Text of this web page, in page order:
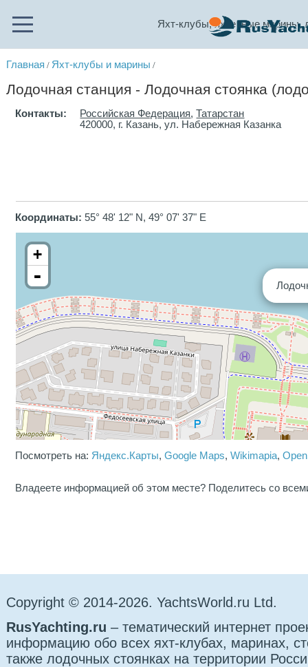
Яхт-клубы, яхтенные марины,
Главная / Яхт-клубы и марины /
Лодочная станция - Лодочная стоянка
Контакты: Российская Федерация,Татарстан
420000, г. Казань, ул. Набережная Казанка
Координаты: 55° 48' 12" N, 49° 07' 37" E
+
-
Посмотреть на: Яндекс.Карты,Google Maps,Wikimapia,
Владеете информацией об этом месте? Поделитесь со
Copyright © 2014-2026. YachtsWorld.ru Ltd.
RusYachting.ru – тематический интернет
информацию обо всех яхт-клубах, маринах,
также лодочных стоянках на территории